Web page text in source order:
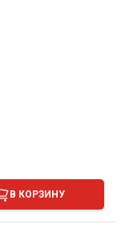
В КОРЗИНУ